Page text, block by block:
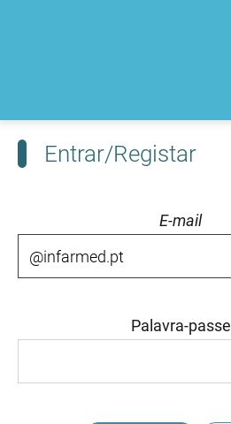
Entrar/Registar
E-mail
Palavra-passe